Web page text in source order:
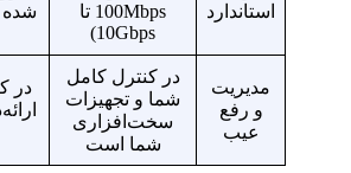
استاندارد
100Mbps تا
10Gbps)
مدیریت
و رفع
عیب
در کنترل کامل
شما و تجهیزات
سخت‌افزاری
شما است
در